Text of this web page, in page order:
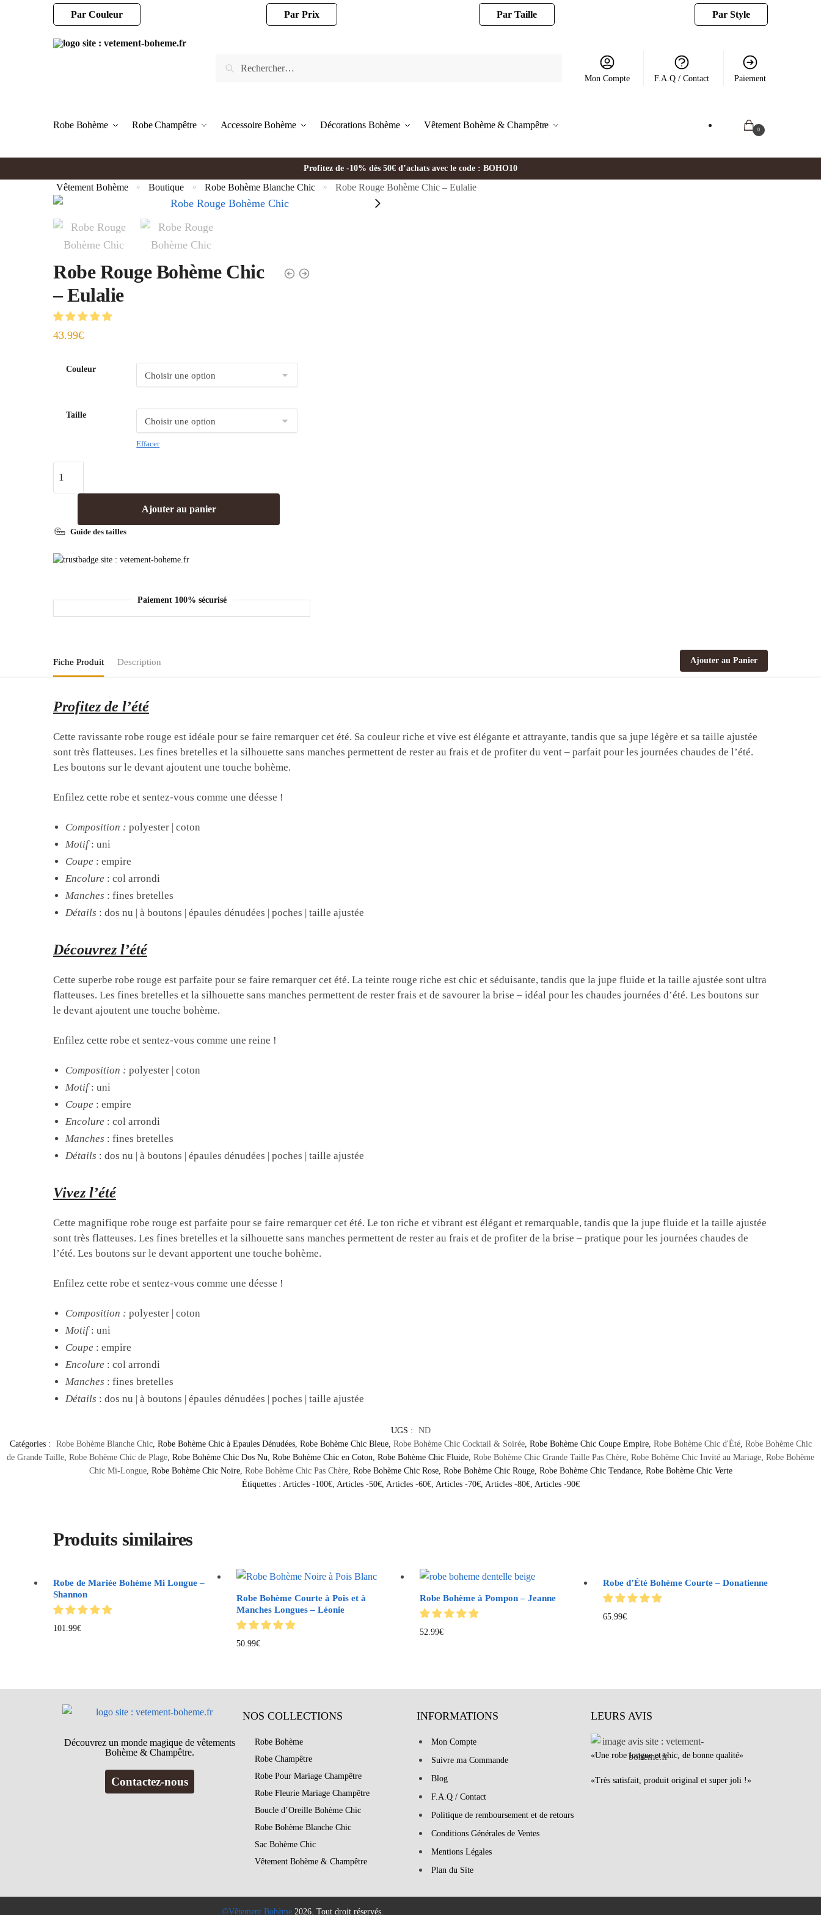
Par Couleur Par Prix Par Taille Par Style
Mon Compte F.A.Q / Contact Paiement
Robe Bohème Robe Champêtre Accessoire Bohème Décorations Bohème Vêtement Bohème & Champêtre 0
Profitez de -10% dès 50€ d’achats avec le code : BOHO10
Vêtement Bohème » Boutique » Robe Bohème Blanche Chic » Robe Rouge Bohème Chic – Eulalie
Robe Rouge Bohème Chic
– Eulalie
43.99€
Couleur
Taille
Effacer
Ajouter au panier
Guide des tailles
Paiement 100% sécurisé
Fiche Produit Description Ajouter au Panier
Profitez de l’été
Cette ravissante robe rouge est idéale pour se faire remarquer cet été. Sa couleur riche et vive est élégante et attrayante, tandis que sa jupe légère et sa taille ajustée
sont très flatteuses. Les fines bretelles et la silhouette sans manches permettent de rester au frais et de profiter du vent – parfait pour les journées chaudes de l’été.
Les boutons sur le devant ajoutent une touche bohème.
Enfilez cette robe et sentez-vous comme une déesse !
Composition :polyester | coton
Motif: uni
Coupe : empire
Encolure : col arrondi
Manches : fines bretelles
Détails : dos nu | à boutons | épaules dénudées | poches | taille ajustée
Découvrez l’été
Cette superbe robe rouge est parfaite pour se faire remarquer cet été. La teinte rouge riche est chic et séduisante, tandis que la jupe fluide et la taille ajustée sont ultra
flatteuses. Les fines bretelles et la silhouette sans manches permettent de rester frais et de savourer la brise – idéal pour les chaudes journées d’été. Les boutons sur
le devant ajoutent une touche bohème.
Enfilez cette robe et sentez-vous comme une reine !
Composition :polyester | coton
Motif: uni
Coupe : empire
Encolure : col arrondi
Manches : fines bretelles
Détails : dos nu | à boutons | épaules dénudées | poches | taille ajustée
Vivez l’été
Cette magnifique robe rouge est parfaite pour se faire remarquer cet été. Le ton riche et vibrant est élégant et remarquable, tandis que la jupe fluide et la taille ajustée
sont très flatteuses. Les fines bretelles et la silhouette sans manches permettent de rester au frais et de profiter de la brise – pratique pour les journées chaudes de
l’été. Les boutons sur le devant apportent une touche bohème.
Enfilez cette robe et sentez-vous comme une déesse !
Composition :polyester | coton
Motif: uni
Coupe : empire
Encolure : col arrondi
Manches : fines bretelles
Détails : dos nu | à boutons | épaules dénudées | poches | taille ajustée
UGS :
ND
Catégories :
Robe Bohème Blanche Chic, Robe Bohème Chic à Epaules Dénudées, Robe Bohème Chic Bleue, Robe Bohème Chic Cocktail & Soirée, Robe Bohème Chic Coupe Empire, Robe Bohème Chic d'Été, Robe Bohème Chic
de Grande Taille, Robe Bohème Chic de Plage, Robe Bohème Chic Dos Nu, Robe Bohème Chic en Coton, Robe Bohème Chic Fluide, Robe Bohème Chic Grande Taille Pas Chère, Robe Bohème Chic Invité au Mariage, Robe Bohème
Chic Mi-Longue, Robe Bohème Chic Noire, Robe Bohème Chic Pas Chère, Robe Bohème Chic Rose, Robe Bohème Chic Rouge, Robe Bohème Chic Tendance, Robe Bohème Chic Verte
Étiquettes : Articles -100€, Articles -50€, Articles -60€, Articles -70€, Articles -80€, Articles -90€
Produits similaires
Robe de Mariée Bohème Mi Longue –
Shannon
101.99€
Robe Bohème Courte à Pois et à
Manches Longues – Léonie
50.99€
Robe Bohème à Pompon – Jeanne
52.99€
Robe d’Été Bohème Courte – Donatienne
65.99€
Découvrez un monde magique de vêtements
Bohème & Champêtre.
Contactez-nous
NOS COLLECTIONS
Robe Bohème
Robe Champêtre
Robe Pour Mariage Champêtre
Robe Fleurie Mariage Champêtre
Boucle d’Oreille Bohème Chic
Robe Bohème Blanche Chic
Sac Bohème Chic
Vêtement Bohème & Champêtre
INFORMATIONS
Mon Compte
Suivre ma Commande
Blog
F.A.Q / Contact
Politique de remboursement et de retours
Conditions Générales de Ventes
Mentions Légales
Plan du Site
LEURS AVIS
«Une robe longue et chic, de bonne qualité»
«Très satisfait, produit original et super joli !»
©Vêtement Bohème.2026. Tout droit réservés.